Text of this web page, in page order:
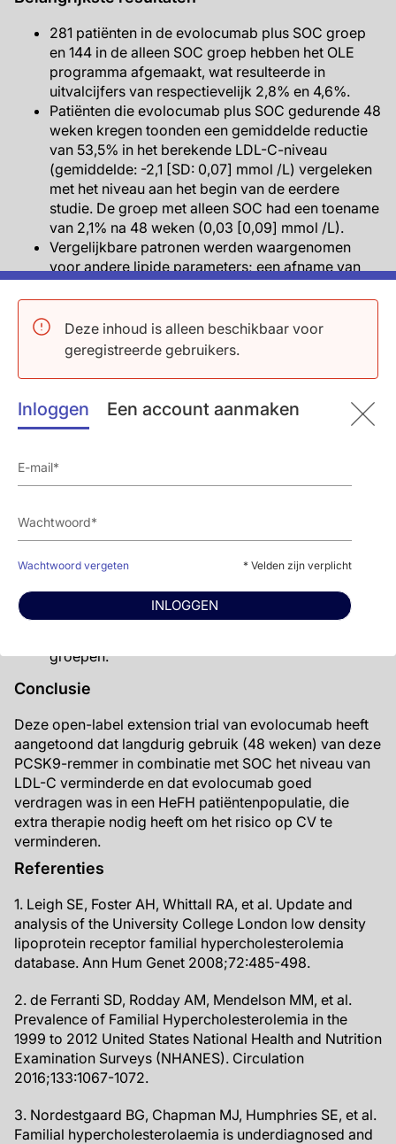
Deze inhoud is alleen beschikbaar voor
geregistreerde gebruikers.
Inloggen Een account aanmaken
Wachtwoord vergeten * Velden zijn verplicht
INLOGGEN
281 patiënten in de evolocumab plus SOC groep
en 144 in de alleen SOC groep hebben het OLE
programma afgemaakt, wat resulteerde in
uitvalcijfers van respectievelijk 2,8% en 4,6%.
Patiënten die evolocumab plus SOC gedurende 48
weken kregen toonden een gemiddelde reductie
van 53,5% in het berekende LDL-C-niveau
(gemiddelde: -2,1 [SD: 0,07] mmol /L) vergeleken
met het niveau aan het begin van de eerdere
studie. De groep met alleen SOC had een toename
van 2,1% na 48 weken (0,03 [0,09] mmol /L).
Vergelijkbare patronen werden waargenomen
voor andere lipide parameters; een afname van
triglycerides en lipoprotein(a), en een toename
van HDL-C in patiënten die evolocumab plus SOC
kregen.
De percentages bijwerkingen voor de groep
evolocumab plus SOC en alleen SOC waren
respectievelijk 79,9% en 66,9%, zonder
permanente uitval in beide groepen door
Infecties en besmettingen (47,8% versus 37,1%),
aandoeningen van het spier- en bindweefsel
aandoeningen door het toedienen (25,3% versus
7,3%), maagdarmstoornissen (19,7% versus 12,6%
) en zenuwstelselstoornissen (14,5% versus 7,9%)
groep in vergelijking met de alleen SOC groep.
Er werden geen verschillen in het aantal ernstige
groepen.
Conclusie
Deze open-label extension trial van evolocumab heeft
aangetoond dat langdurig gebruik (48 weken) van deze
PCSK9-remmer in combinatie met SOC het niveau van
LDL-C verminderde en dat evolocumab goed
verdragen was in een HeFH patiëntenpopulatie, die
extra therapie nodig heeft om het risico op CV te
verminderen.
Referenties
1. Leigh SE, Foster AH, Whittall RA, et al. Update and
analysis of the University College London low density
lipoprotein receptor familial hypercholesterolemia
database. Ann Hum Genet 2008;72:485-498.
2. de Ferranti SD, Rodday AM, Mendelson MM, et al.
Prevalence of Familial Hypercholesterolemia in the
1999 to 2012 United States National Health and Nutrition
Examination Surveys (NHANES). Circulation
2016;133:1067-1072.
3. Nordestgaard BG, Chapman MJ, Humphries SE, et al.
Familial hypercholesterolaemia is underdiagnosed and